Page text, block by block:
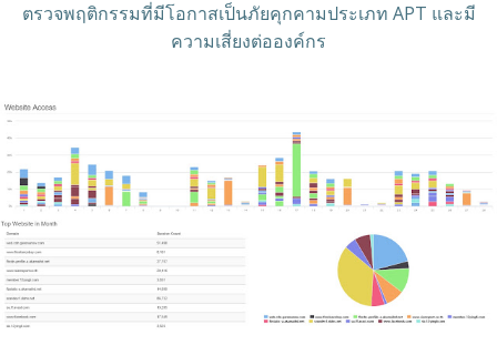
ตรวจพฤติกรรมที่มีโอกาสเป็นภัยคุกคามประเภท APT และมี
ความเสี่ยงต่อองค์กร